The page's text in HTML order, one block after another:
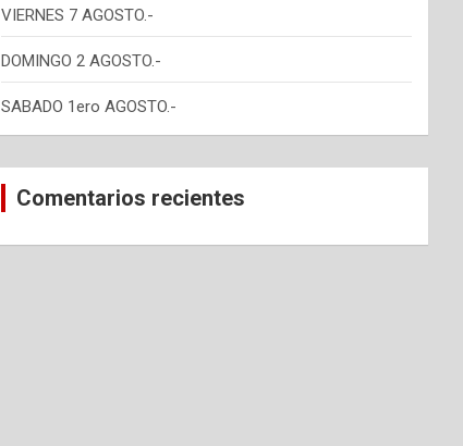
VIERNES 7 AGOSTO.-
DOMINGO 2 AGOSTO.-
SABADO 1ero AGOSTO.-
Comentarios recientes